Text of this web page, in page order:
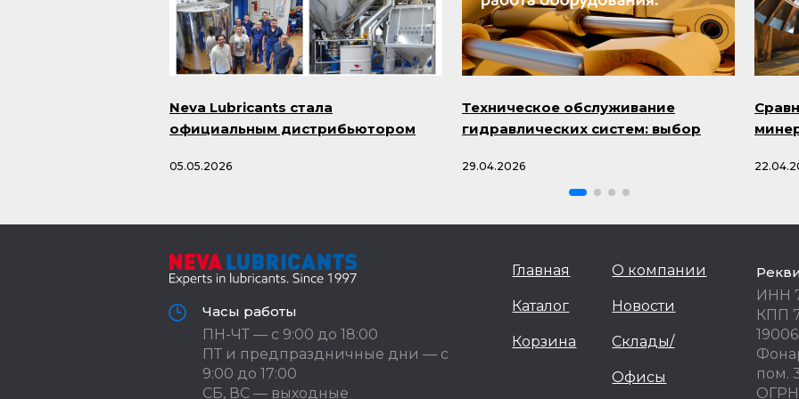
Neva Lubricants стала
официальным дистрибьютором
05.05.2026
Техническое обслуживание
гидравлических систем: выбор
29.04.2026
Часы работы
ПН-ЧТ — с 9:00 до 18:00
ПТ и предпраздничные дни — с
9:00 до 17:00
СБ, ВС — выходные
Главная
Каталог
Корзина
О компании
Новости
Склады/
Офисы
ИНН
КПП
пом.
ОГРН